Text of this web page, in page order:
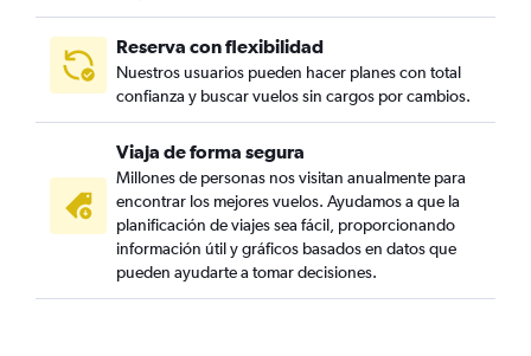
Reserva con flexibilidad
Nuestros usuarios pueden hacer planes con total
confianza y buscar vuelos sin cargos por cambios.
Viaja de forma segura
Millones de personas nos visitan anualmente para
encontrar los mejores vuelos. Ayudamos a que la
planificación de viajes sea fácil, proporcionando
información útil y gráficos basados en datos que
pueden ayudarte a tomar decisiones.